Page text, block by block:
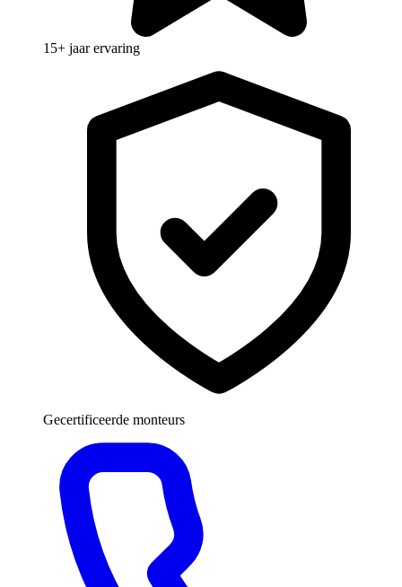
15+ jaar ervaring
Gecertificeerde monteurs